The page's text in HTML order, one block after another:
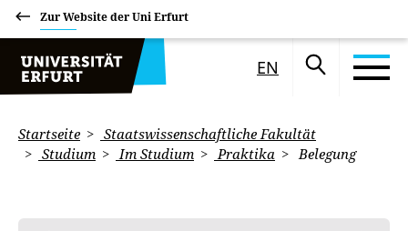
Zur Website der Uni Erfurt
EN
Startseite
Staatswissenschaftliche Fakultät
Studium
Im Studium Praktika Belegung